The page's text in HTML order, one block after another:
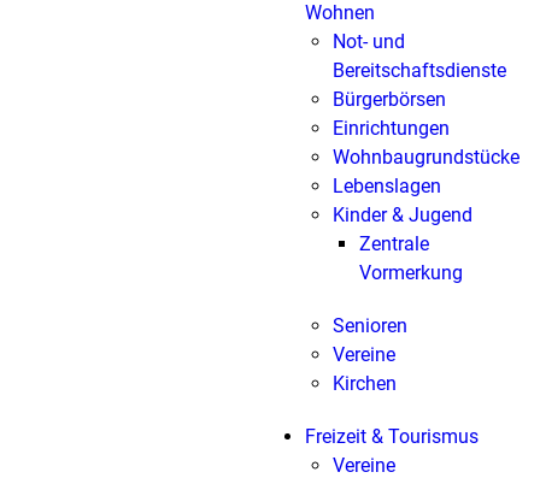
Wohnen
Not- und
Bereitschaftsdienste
Bürgerbörsen
Einrichtungen
Wohnbaugrundstücke
Lebenslagen
Kinder & Jugend
Zentrale
Vormerkung
Senioren
Vereine
Kirchen
Freizeit & Tourismus
Vereine